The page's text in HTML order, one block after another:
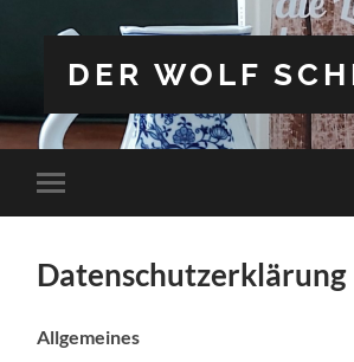
DER WOLF
Mobile-
Menü
Datenschutzerklärung
Allgemeines